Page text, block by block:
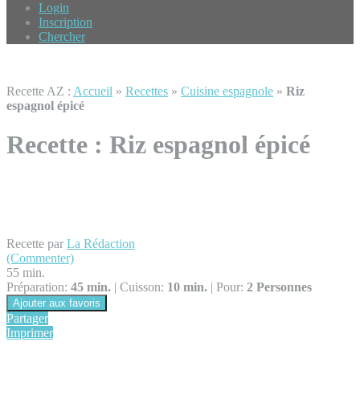
Login
Inscription
Chercher
Recette AZ : Accueil » Recettes » Cuisine espagnole » Riz
espagnol épicé
Recette : Riz espagnol épicé
Recette par La Rédaction
(Commenter)
55 min.
Préparation: 45 min. | Cuisson: 10 min. | Pour: 2 Personnes
Ajouter aux favoris
Partager
Imprimer